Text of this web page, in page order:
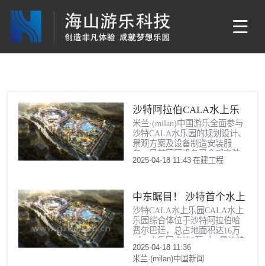
沙特阿拉伯CALA水上乐
园
米兰·(milan)中国游乐全面参与
沙特CALA水乐园的规划设计、
景观方案及设备制造安装服
务。目前园区设备已全部安装
完成，正在进行调试，预计6月
2025-04-18 11:43 在建工程
中东瞩目！ 沙特首个水上
乐园综合体CALA即将开
业 引领中东休闲新风尚
沙特CALA水上乐园CALA水上
乐园综合体位于沙特阿拉伯哈
费尔巴廷，总占地面积达16万
㎡，水乐园占地5万㎡，是沙特
阿拉伯东部最大规模的水上乐
园，以独特的一体化旅游概
2025-04-18 11:36
米兰·(milan)中国新闻